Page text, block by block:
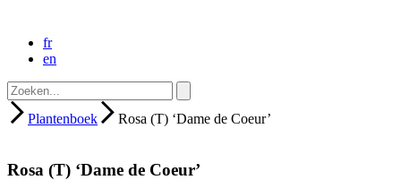
fr
en
Plantenboek Rosa (T) ‘Dame de Coeur’
Rosa (T) ‘Dame de Coeur’